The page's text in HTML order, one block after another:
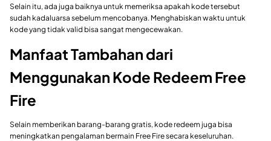
Selain itu, ada juga baiknya untuk memeriksa apakah kode tersebut
sudah kadaluarsa sebelum mencobanya. Menghabiskan waktu untuk
kode yang tidak valid bisa sangat mengecewakan.
Manfaat Tambahan dari
Menggunakan Kode Redeem Free
Fire
Selain memberikan barang-barang gratis, kode redeem juga bisa
meningkatkan pengalaman bermain Free Fire secara keseluruhan.